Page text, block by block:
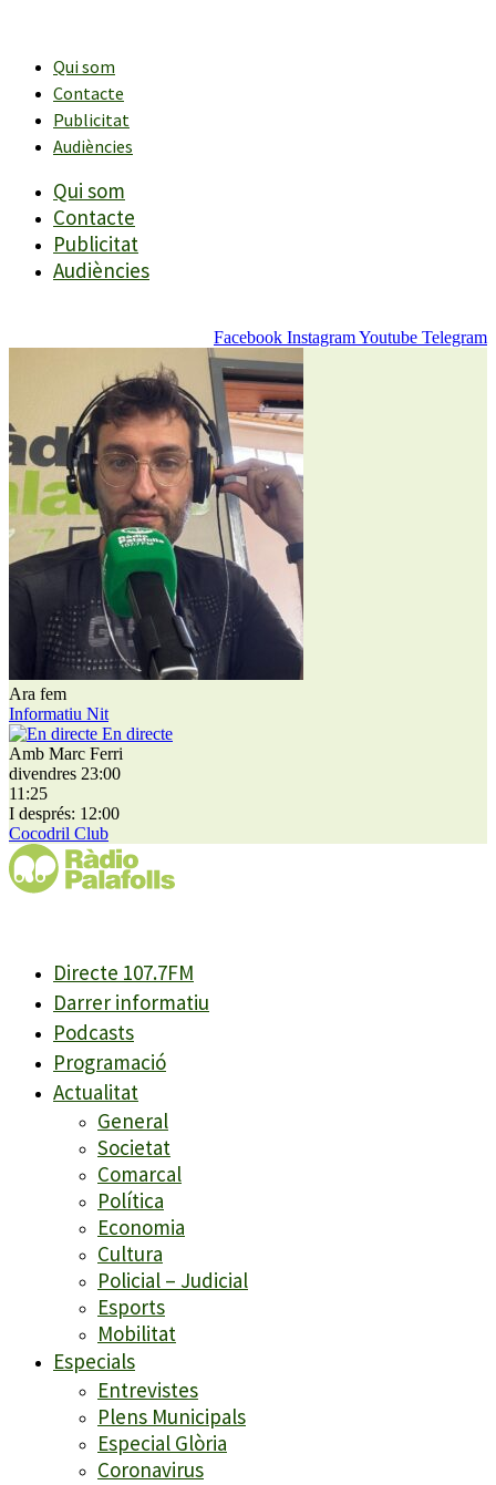
contingutQui som
Contacte
Publicitat
Audiències
Qui som
Contacte
Publicitat
Audiències
Facebook InstagramYoutube Telegram
Ara fem
Informatiu Nit
En directe
Amb Marc Ferri
divendres 23:00
11:25
I després: 12:00
Cocodril Club
Directe 107.7FM
Darrer informatiu
Podcasts
Programació
Actualitat
General
Societat
Comarcal
Política
Economia
Cultura
Policial – Judicial
Esports
Mobilitat
Especials
Entrevistes
Plens Municipals
Especial Glòria
Coronavirus